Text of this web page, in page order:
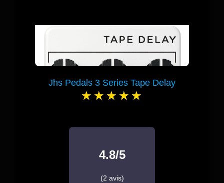
Jhs Pedals 3 Series Tape Delay
4.8/5
(2 avis)